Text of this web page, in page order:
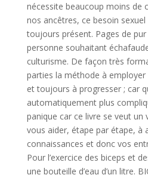
nécessite beaucoup moins de
nos ancêtres, ce besoin
toujours présent. Pages de
personne souhaitant
culturisme. De façon très
parties la méthode à
et toujours à progresser ; car
automatiquement plus
panique car ce livre se veut un
vous aider, étape par étape, à
connaissances et donc vos
Pour l’exercice des biceps et
une bouteille d’eau d’un litre.